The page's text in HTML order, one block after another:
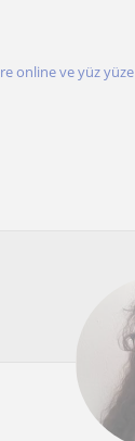
online ve yüz